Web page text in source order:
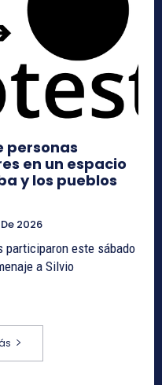
personas
en un espacio
y los pueblos
2026
participaron este sábado
a Silvio